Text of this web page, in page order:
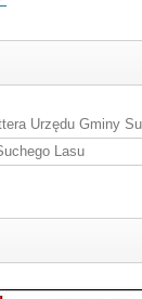
Urzędu Gminy
Lasu